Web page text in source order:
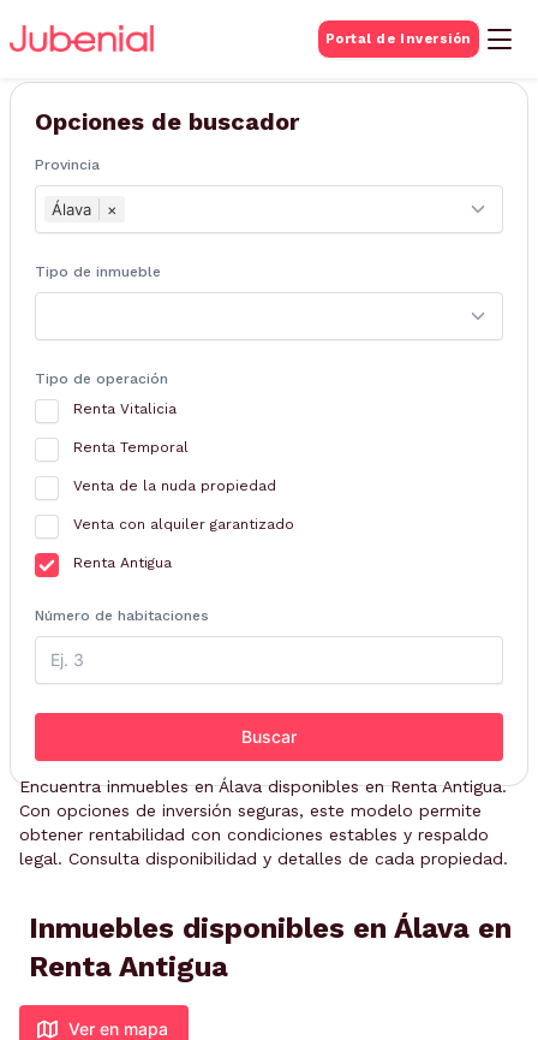
Portal de Inversión
BUSQUEDA DE
Inmuebles
Opciones de buscador
Provincia
Álava ×
Tipo de inmueble
Tipo de operación
Renta Vitalicia
Renta Temporal
Venta de la nuda propiedad
Venta con alquiler garantizado
Renta Antigua
Número de habitaciones
Buscar
Encuentra inmuebles en Álava disponibles en Renta Antigua.
Con opciones de inversión seguras, este modelo permite
obtener rentabilidad con condiciones estables y respaldo
legal. Consulta disponibilidad y detalles de cada propiedad.
Inmuebles disponibles en Álava en
Renta Antigua
Ver en mapa